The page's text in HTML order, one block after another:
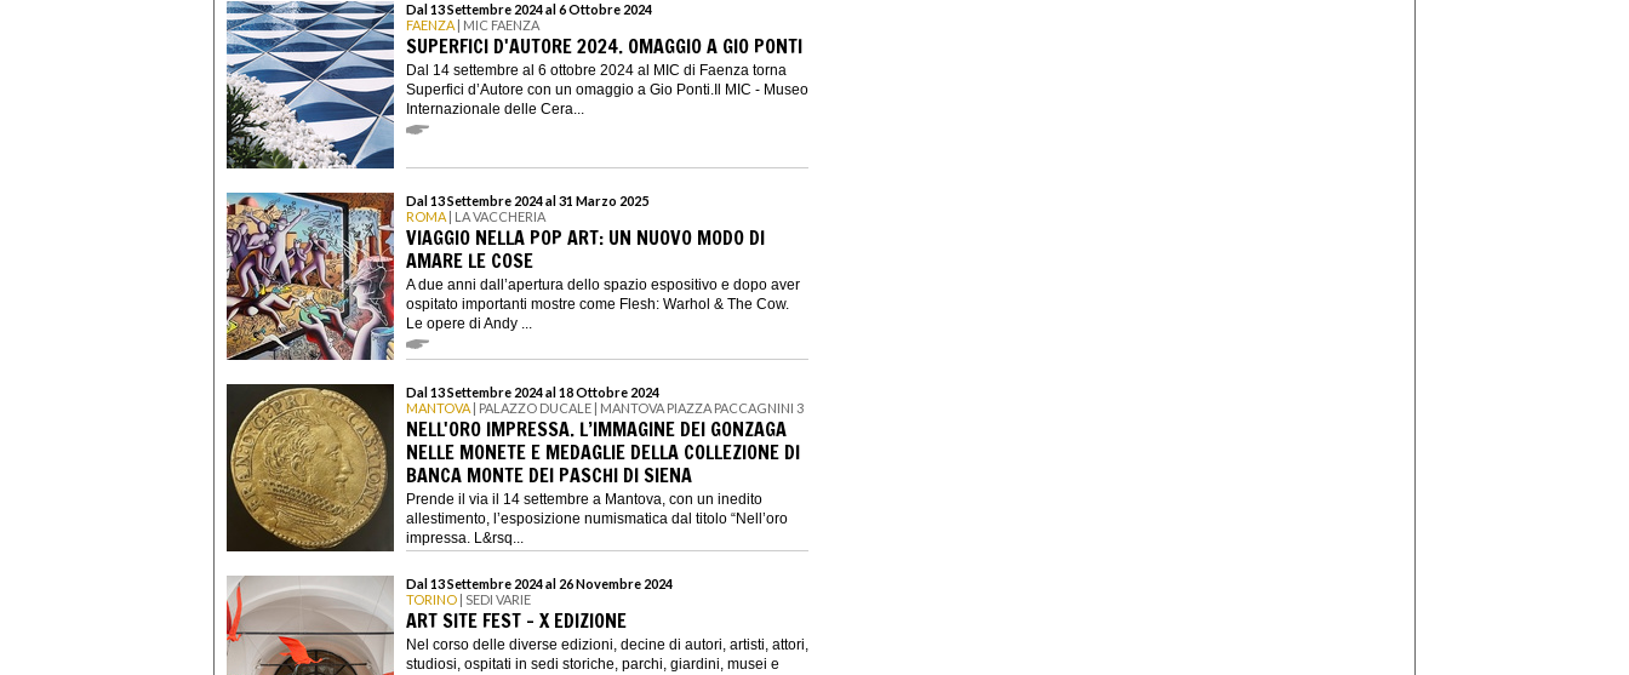
Dal 13 Settembre 2024 al 6 Ottobre 2024
FAENZA | MIC FAENZA
SUPERFICI D'AUTORE 2024. OMAGGIO A GIO PONTI
Dal 14 settembre al 6 ottobre 2024 al MIC di Faenza torna
Superfici d’Autore con un omaggio a Gio Ponti.Il MIC - Museo
Internazionale delle Cera...
Dal 13 Settembre 2024 al 31 Marzo 2025
ROMA | LA VACCHERIA
VIAGGIO NELLA POP ART: UN NUOVO MODO DI
AMARE LE COSE
A due anni dall’apertura dello spazio espositivo e dopo aver
ospitato importanti mostre come Flesh: Warhol & The Cow.
Le opere di Andy ...
Dal 13 Settembre 2024 al 18 Ottobre 2024
MANTOVA | PALAZZO DUCALE | MANTOVA PIAZZA PACCAGNINI 3
NELL'ORO IMPRESSA. L’IMMAGINE DEI GONZAGA
NELLE MONETE E MEDAGLIE DELLA COLLEZIONE DI
BANCA MONTE DEI PASCHI DI SIENA
Prende il via il 14 settembre a Mantova, con un inedito
allestimento, l’esposizione numismatica dal titolo “Nell’oro
impressa. L&rsq...
Dal 13 Settembre 2024 al 26 Novembre 2024
TORINO | SEDI VARIE
ART SITE FEST - X EDIZIONE
Nel corso delle diverse edizioni, decine di autori, artisti, attori,
studiosi, ospitati in sedi storiche, parchi, giardini, musei e